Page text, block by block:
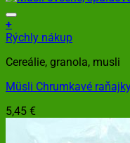
+
Rýchly nákup
Cereálie, granola, musli
Müsli Chrumkavé
5,45 €